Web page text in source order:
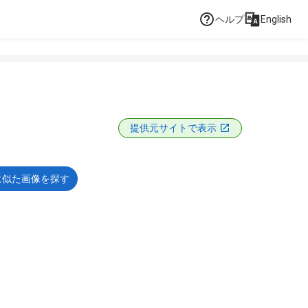
ヘルプ English
提供元サイトで表示
た画像を探す